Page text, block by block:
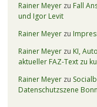
Rainer Meyerzu Fall
und Igor Levit
Rainer Meyerzu
Rainer Meyerzu KI,
aktueller FAZ-Text zu
Rainer Meyerzu
Datenschutzszene Bonn